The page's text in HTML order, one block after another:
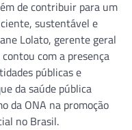
de contribuir para um
sustentável e
Lolato, gerente geral
com a presença
públicas e
da saúde pública
da ONA na promoção
no Brasil.